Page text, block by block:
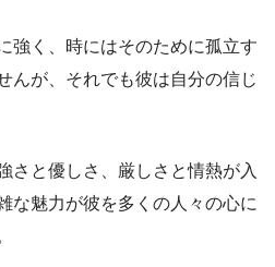
強く、時にはそのために孤立す
んが、それでも彼は自分の信じ
さと優しさ、厳しさと情熱が入
な魅力が彼を多くの人々の心に